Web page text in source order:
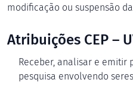
modificação ou suspensão
Atribuições CEP –
Receber, analisar e emitir
pesquisa envolvendo